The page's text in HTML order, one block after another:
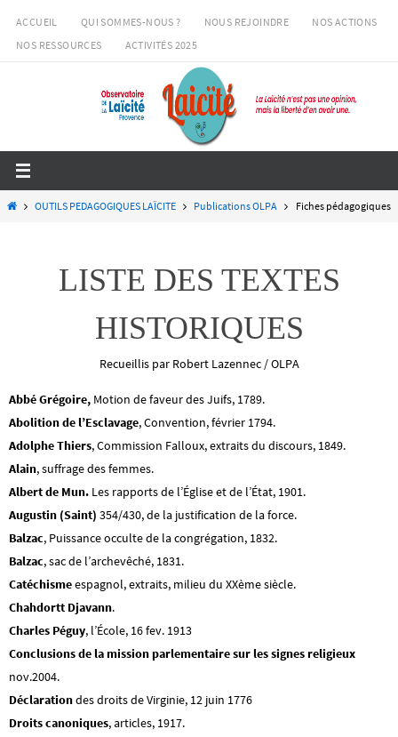
Passer
vers
ACCUEIL QUI SOMMES-NOUS ? NOUS REJOINDRE
NOS ACTIONS
NOS RESSOURCES
ACTIVITÉS 2025
HomeOUTILS PEDAGOGIQUES LAÏCITE Publications OLPA Fiches pédagogiques
LISTE DES TEXTES
HISTORIQUES
Recueillis par Robert Lazennec / OLPA
Abbé Grégoire, Motion de faveur des Juifs, 1789.
Abolition de l’Esclavage, Convention, février 1794.
Adolphe Thiers, Commission Falloux, extraits du discours, 1849.
Alain, suffrage des femmes.
Albert de Mun. Les rapports de l’Église et de l’État, 1901.
Augustin (Saint) 354/430, de la justification de la force.
Balzac, Puissance occulte de la congrégation, 1832.
Balzac, sac de l’archevêché, 1831.
Catéchismeespagnol, extraits, milieu du XXème siècle.
Chahdortt Djavann.
Charles Péguy, l’École, 16 fev. 1913
Conclusions de la mission parlementaire sur les signes religieux
nov.2004.
Déclarationdes droits de Virginie, 12 juin 1776
Droits canoniques, articles, 1917.